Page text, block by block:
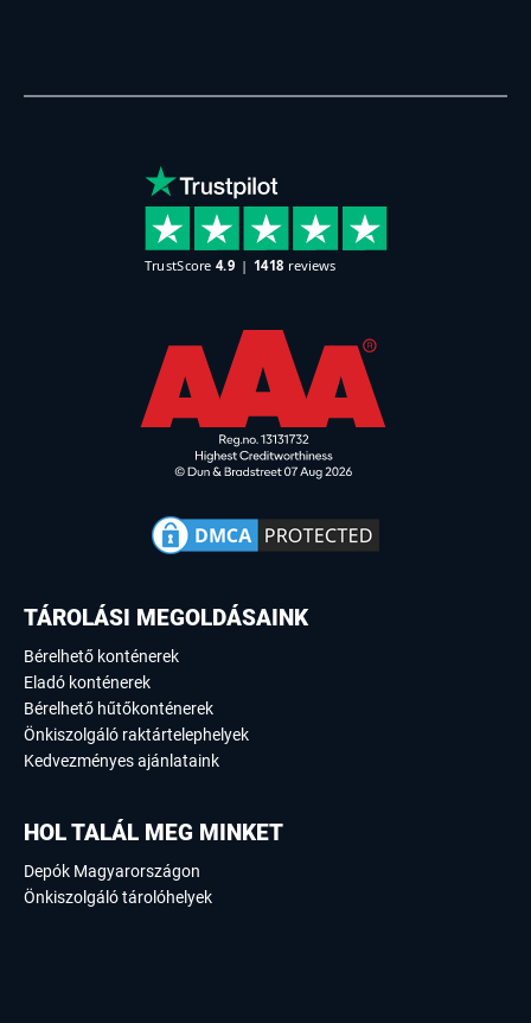
TÁROLÁSI MEGOLDÁSAINK
Bérelhető konténerek
Eladó konténerek
Bérelhető hűtőkonténerek
Önkiszolgáló raktártelephelyek
Kedvezményes ajánlataink
HOL TALÁL MEG MINKET
Depók Magyarországon
Önkiszolgáló tárolóhelyek